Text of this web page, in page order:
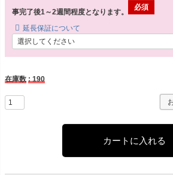
事完了後1～2週間程度となります。
延長保証について
在庫数 190
カートに入れる